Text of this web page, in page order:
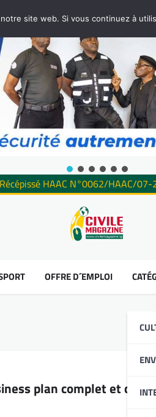
Récépissé HAAC N°0062/HAAC/
OFFRE D´EMPLOI
plan complet et
site web. Si vous continuez à